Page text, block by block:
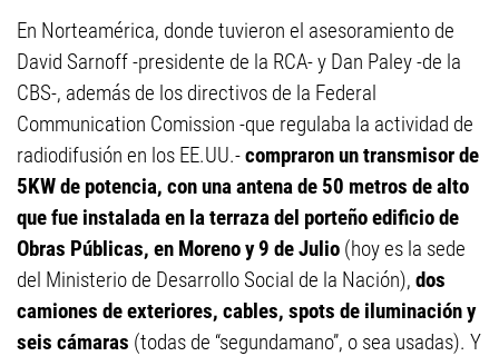
En Norteamérica, donde tuvieron el asesoramiento de
David Sarnoff -presidente de la RCA- y Dan Paley -de la
CBS-, además de los directivos de la Federal
Communication Comission -que regulaba la actividad de
radiodifusión en los EE.UU.-compraron un transmisor de
5KW de potencia, con una antena de 50 metros de alto
que fue instalada en la terraza del porteño edificio de
Obras Públicas, en Moreno y 9 de Julio (hoy es la sede
del Ministerio de Desarrollo Social de la Nación), dos
camiones de exteriores, cables, spots de iluminación y
seis cámaras (todas de “segundamano”, o sea usadas). Y